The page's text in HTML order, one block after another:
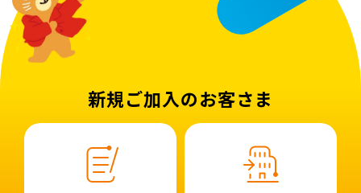
新規ご加入のお客さま